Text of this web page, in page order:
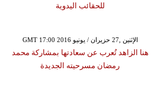
للحقائب اليدوية
GMT 17:00 2016 الإثنين ,27 حزيران / يونيو
هنا الزاهد تُعرب عن سعادتها بمشاركة محمد
رمضان مسرحيته الجديدة